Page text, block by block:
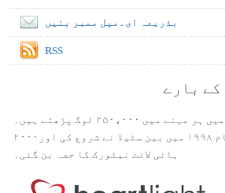
بذریعہ ای۔میل ممبر بنیں
RSS
کے بارے
آج کی آیت موجودہ دور میں ہر مہنے میں ۲۵۰،۰۰۰ لوگ پڑھتے ہیں۔
ورس آف دا ڈے ڈاٹ کام ۱۹۹۸ میں بین سٹیڈ نے شروع کی اور۲۰۰۰
ہائی لائٹ نیٹورک کا حصہ بن گئی۔